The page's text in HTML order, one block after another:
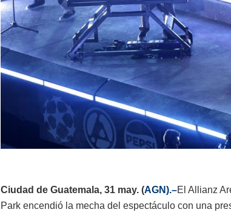
Ciudad de Guatemala, 31 may. (AGN).–El Allianz
Park encendió la mecha del espectáculo con una